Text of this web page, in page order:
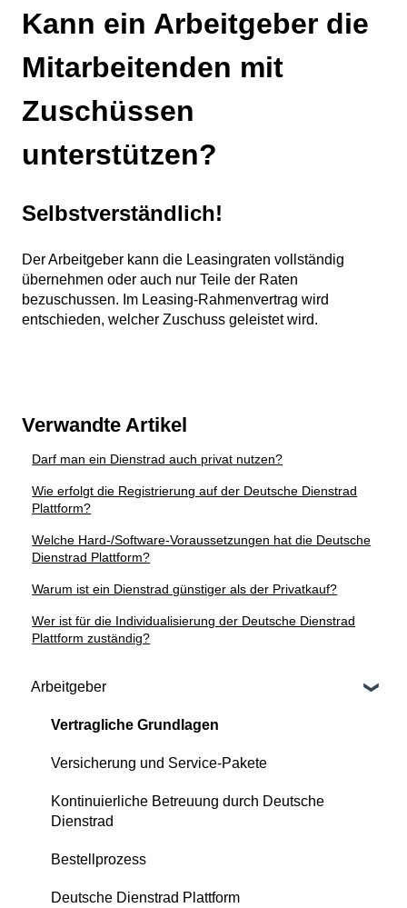
Kann ein Arbeitgeber die
Mitarbeitenden mit
Zuschüssen
unterstützen?
Selbstverständlich!
Der Arbeitgeber kann die Leasingraten vollständig
übernehmen oder auch nur Teile der Raten
bezuschussen. Im Leasing-Rahmenvertrag wird
entschieden, welcher Zuschuss geleistet wird.
Verwandte Artikel
Darf man ein Dienstrad auch privat nutzen?
Wie erfolgt die Registrierung auf der Deutsche Dienstrad
Plattform?
Welche Hard-/Software-Voraussetzungen hat die Deutsche
Dienstrad Plattform?
Warum ist ein Dienstrad günstiger als der Privatkauf?
Wer ist für die Individualisierung der Deutsche Dienstrad
Plattform zuständig?
Arbeitgeber
Vertragliche Grundlagen
Versicherung und Service-Pakete
Kontinuierliche Betreuung durch Deutsche
Dienstrad
Bestellprozess
Deutsche Dienstrad Plattform